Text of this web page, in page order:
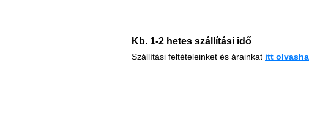
Kb. 1-2 hetes szállítási idő
Szállítási feltételeinket és árainkat itt